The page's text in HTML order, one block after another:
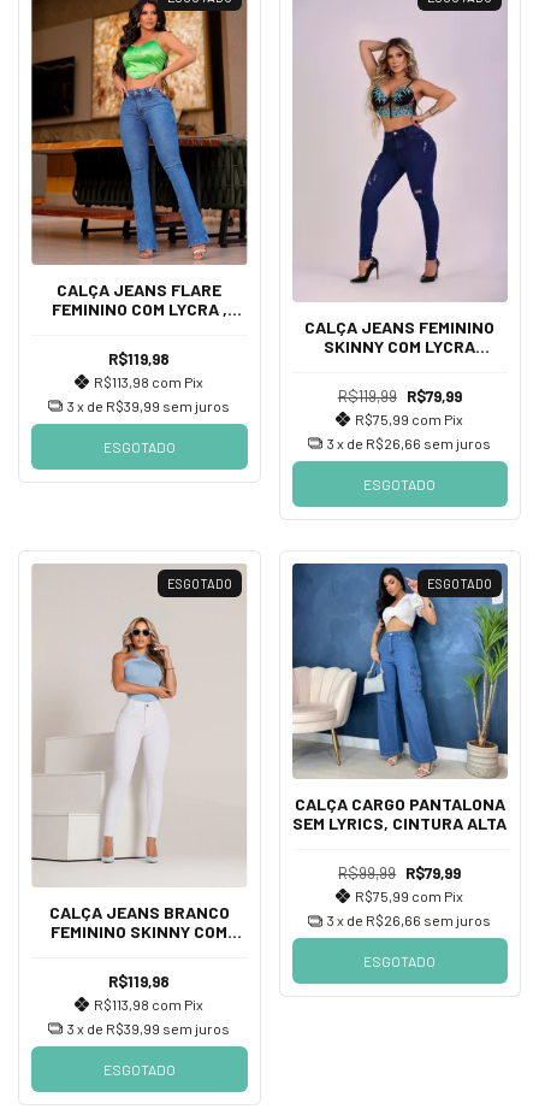
CALÇA JEANS FLARE
FEMININO COM LYCRA ,
JEANS
R$119,98
R$113,98 com Pix
3 x de R$39,99 sem juros
ESGOTADO
CALÇA JEANS FEMININO
SKINNY COM LYCRA
DE DIVINE JEANS
R$119,99 R$79,99
R$75,99 com Pix
3 x de R$26,66 sem juros
ESGOTADO
ESGOTADO
CALÇA JEANS BRANCO
FEMININO SKINNY COM
TRANSPARENTE, CINTURA
ALTA
R$119,98
R$113,98 com Pix
3 x de R$39,99 sem juros
ESGOTADO
ESGOTADO
CALÇA CARGO PANTALONA
SEM LYRICS, CINTURA ALTA
R$99,99 R$79,99
R$75,99 com Pix
3 x de R$26,66 sem juros
ESGOTADO